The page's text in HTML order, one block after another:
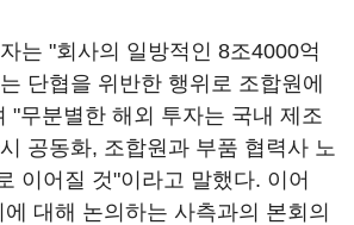
는 "회사의 일방적인 8조4000억
단협을 위반한 행위로 조합원에
"무분별한 해외 투자는 국내 제조
공동화, 조합원과 부품 협력사 노
이어질 것"이라고 말했다. 이어
대해 논의하는 사측과의 본회의